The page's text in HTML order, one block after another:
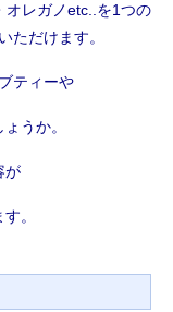
オレガノetc.. を1つの
ただけます。
ティーや
うか。
が
。